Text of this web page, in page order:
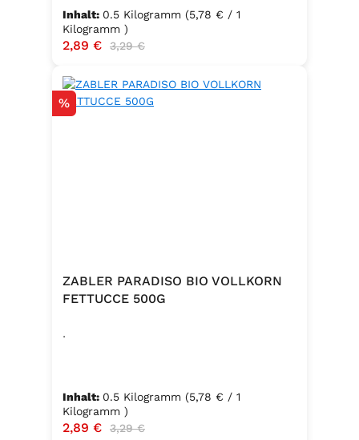
Inhalt: 0.5 Kilogramm (5,78 € / 1
Kilogramm )
Verkaufspreis:
2,89 € Regulärer Preis:
3,29 €
Rabatt
%
ZABLER PARADISO BIO VOLLKORN
FETTUCCE 500G
.
Inhalt: 0.5 Kilogramm (5,78 € / 1
Kilogramm )
Verkaufspreis:
2,89 € Regulärer Preis:
3,29 €